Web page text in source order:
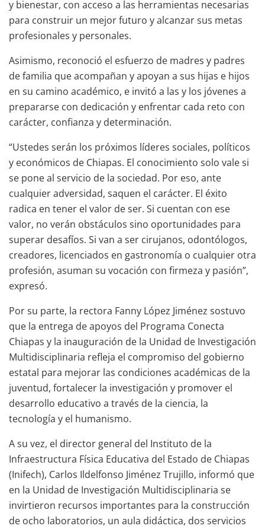
y bienestar, con acceso a las herramientas necesarias
para construir un mejor futuro y alcanzar sus metas
profesionales y personales.
Asimismo, reconoció el esfuerzo de madres y padres
de familia que acompañan y apoyan a sus hijas e hijos
en su camino académico, e invitó a las y los jóvenes a
prepararse con dedicación y enfrentar cada reto con
carácter, confianza y determinación.
“Ustedes serán los próximos líderes sociales, políticos
y económicos de Chiapas. El conocimiento solo vale si
se pone al servicio de la sociedad. Por eso, ante
cualquier adversidad, saquen el carácter. El éxito
radica en tener el valor de ser. Si cuentan con ese
valor, no verán obstáculos sino oportunidades para
superar desafíos. Si van a ser cirujanos, odontólogos,
creadores, licenciados en gastronomía o cualquier otra
profesión, asuman su vocación con firmeza y pasión”,
expresó.
Por su parte, la rectora Fanny López Jiménez sostuvo
que la entrega de apoyos del Programa Conecta
Chiapas y la inauguración de la Unidad de Investigación
Multidisciplinaria refleja el compromiso del gobierno
estatal para mejorar las condiciones académicas de la
juventud, fortalecer la investigación y promover el
desarrollo educativo a través de la ciencia, la
tecnología y el humanismo.
A su vez, el director general del Instituto de la
Infraestructura Física Educativa del Estado de Chiapas
(Inifech), Carlos Ildelfonso Jiménez Trujillo, informó que
en la Unidad de Investigación Multidisciplinaria se
invirtieron recursos importantes para la construcción
de ocho laboratorios, un aula didáctica, dos servicios